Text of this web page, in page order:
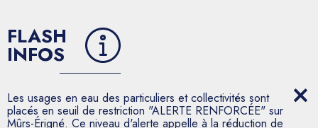
FLASH
INFOS
Les usages en eau des particuliers et collectivités sont
placés en seuil de restriction "ALERTE RENFORCÉE" sur
Mûrs-Érigné. Ce niveau d'alerte appelle à la réduction de